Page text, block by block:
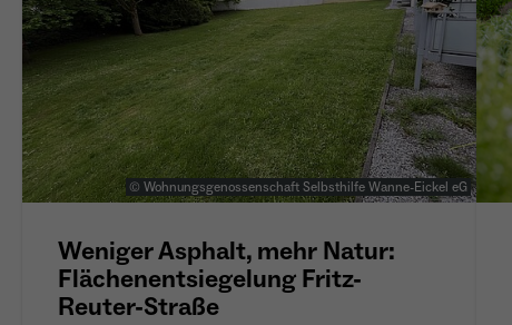
© Wohnungsgenossenschaft Selbsthilfe Wanne-Eickel eG
Weniger Asphalt, mehr Natur:
Flächenentsiegelung Fritz-
Reuter-Straße